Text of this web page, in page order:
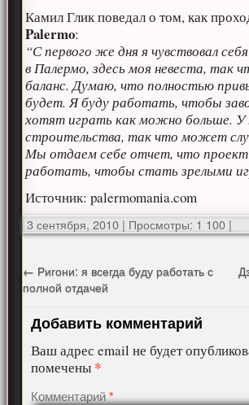
Камил Глик поведал о том, как
Palermo:
“С первого же дня я чувствовал
в Палермо, здесь моя невеста, так
баланс. Думаю, что полностью
будет. Я буду работать, чтобы
хотят играть как можно больше. У
строительства, так что может
Мы отдаем себе отчет, что
работать, чтобы стать зрелыми
Источник: palermomania.com
3 сентября, 2010 | Просмотры: 1 100 |
← Ригони: я всегда буду работать с
полной отдачей
Добавить комментарий
Ваш адрес email не будет
помечены *
Комментарий*